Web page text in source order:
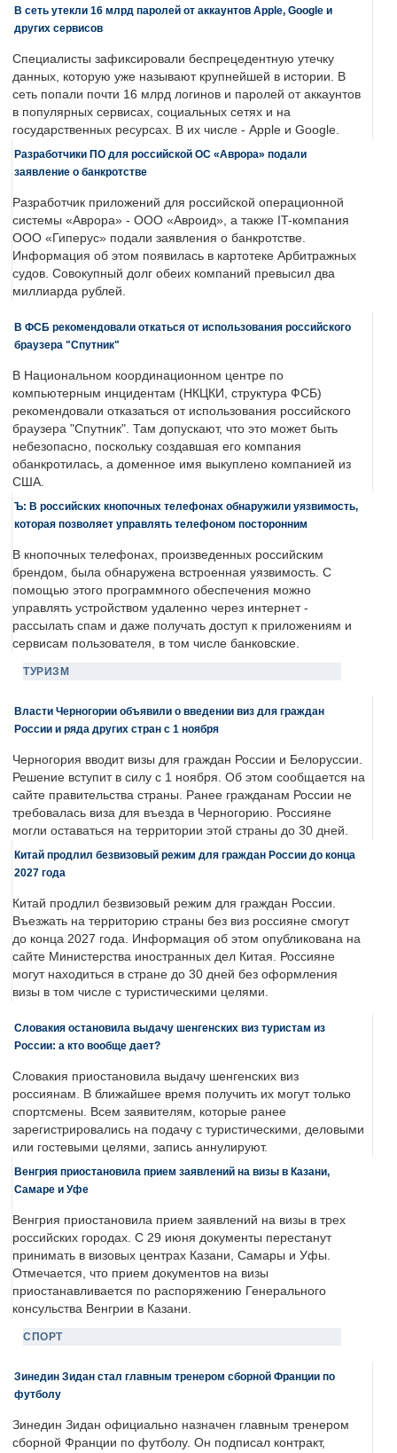
В сеть утекли 16 млрд паролей от аккаунтов Apple, Google и
других сервисов
Специалисты зафиксировали беспрецедентную утечку
данных, которую уже называют крупнейшей в истории. В
сеть попали почти 16 млрд логинов и паролей от аккаунтов
в популярных сервисах, социальных сетях и на
государственных ресурсах. В их числе - Apple и Google.
Разработчики ПО для российской ОС «Аврора» подали
заявление о банкротстве
Разработчик приложений для российской операционной
системы «Аврора» - ООО «Авроид», а также IT-компания
ООО «Гиперус» подали заявления о банкротстве.
Информация об этом появилась в картотеке Арбитражных
судов. Совокупный долг обеих компаний превысил два
миллиарда рублей.
В ФСБ рекомендовали откаться от использования российского
браузера "Спутник"
В Национальном координационном центре по
компьютерным инцидентам (НКЦКИ, структура ФСБ)
рекомендовали отказаться от использования российского
браузера "Спутник". Там допускают, что это может быть
небезопасно, поскольку создавшая его компания
обанкротилась, а доменное имя выкуплено компанией из
США.
Ъ: В российских кнопочных телефонах обнаружили уязвимость,
которая позволяет управлять телефоном посторонним
В кнопочных телефонах, произведенных российским
брендом, была обнаружена встроенная уязвимость. С
помощью этого программного обеспечения можно
управлять устройством удаленно через интернет -
рассылать спам и даже получать доступ к приложениям и
сервисам пользователя, в том числе банковские.
ТУРИЗМ
Власти Черногории объявили о введении виз для граждан
России и ряда других стран с 1 ноября
Черногория вводит визы для граждан России и Белоруссии.
Решение вступит в силу с 1 ноября. Об этом сообщается на
сайте правительства страны. Ранее гражданам России не
требовалась виза для въезда в Черногорию. Россияне
могли оставаться на территории этой страны до 30 дней.
Китай продлил безвизовый режим для граждан России до конца
2027 года
Китай продлил безвизовый режим для граждан России.
Въезжать на территорию страны без виз россияне смогут
до конца 2027 года. Информация об этом опубликована на
сайте Министерства иностранных дел Китая. Россияне
могут находиться в стране до 30 дней без оформления
визы в том числе с туристическими целями.
Словакия остановила выдачу шенгенских виз туристам из
России: а кто вообще дает?
Словакия приостановила выдачу шенгенских виз
россиянам. В ближайшее время получить их могут только
спортсмены. Всем заявителям, которые ранее
зарегистрировались на подачу с туристическими, деловыми
или гостевыми целями, запись аннулируют.
Венгрия приостановила прием заявлений на визы в Казани,
Самаре и Уфе
Венгрия приостановила прием заявлений на визы в трех
российских городах. С 29 июня документы перестанут
принимать в визовых центрах Казани, Самары и Уфы.
Отмечается, что прием документов на визы
приостанавливается по распоряжению Генерального
консульства Венгрии в Казани.
СПОРТ
Зинедин Зидан стал главным тренером сборной Франции по
футболу
Зинедин Зидан официально назначен главным тренером
сборной Франции по футболу. Он подписал контракт,